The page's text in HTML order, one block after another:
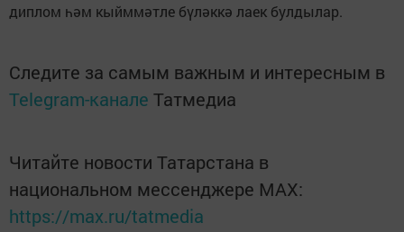
диплом һәм кыйммәтле бүләккә лаек булдылар.
Следите за самым важным и интересным в
Telegram-канале Татмедиа
Читайте новости Татарстана в
национальном мессенджере MАХ:
https://max.ru/tatmedia